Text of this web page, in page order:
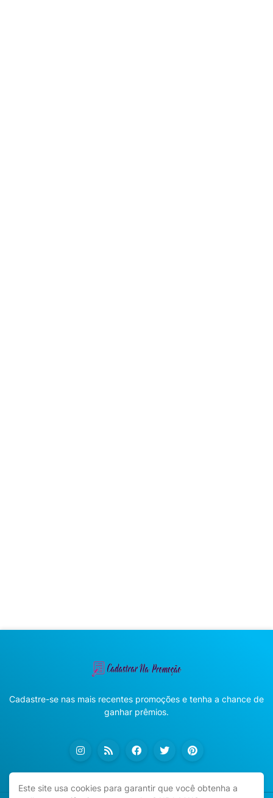
Cadastre-se nas mais recentes promoções e tenha a chance de
ganhar prêmios.
Este site usa cookies para garantir que você obtenha a